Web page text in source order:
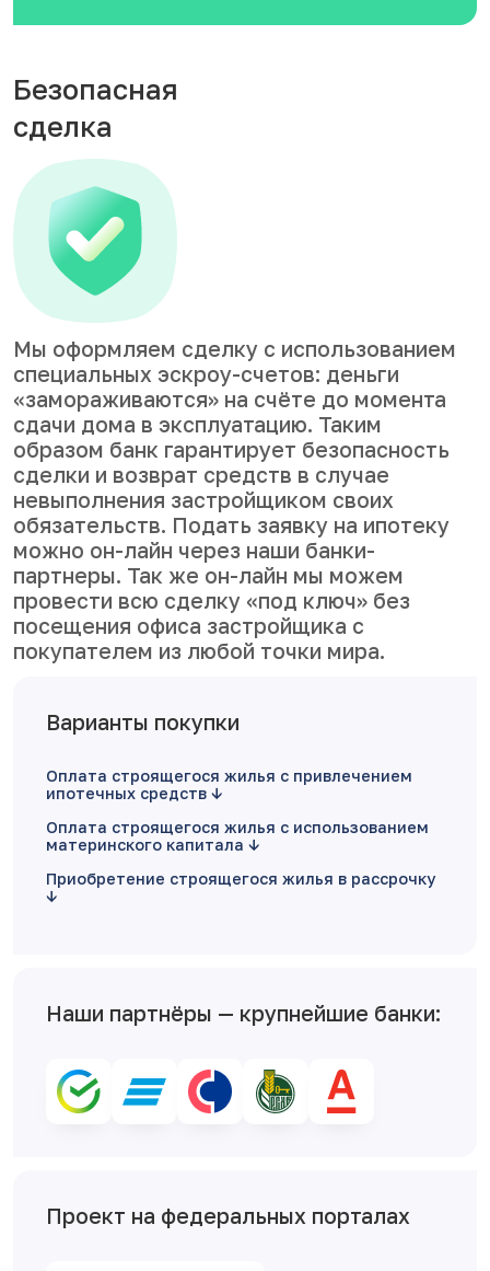
Безопасная
сделка
Мы оформляем сделку с использованием
специальных эскроу-счетов: деньги
«замораживаются» на счёте до момента
сдачи дома в эксплуатацию. Таким
образом банк гарантирует безопасность
сделки и возврат средств в случае
невыполнения застройщиком своих
обязательств. Подать заявку на ипотеку
можно он-лайн через наши банки-
партнеры. Так же он-лайн мы можем
провести всю сделку «под ключ» без
посещения офиса застройщика с
покупателем из любой точки мира.
Варианты покупки
Оплата строящегося жилья с привлечением
ипотечных средств
Оплата строящегося жилья с использованием
материнского капитала
Приобретение строящегося жилья в рассрочку
Наши партнёры — крупнейшие банки:
Проект на федеральных порталах